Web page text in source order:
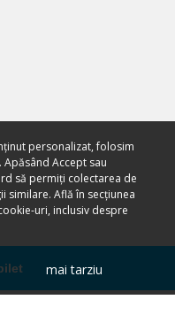
personalizat, folosim
Accept sau
să permiți colectarea de
similare. Află în secțiunea
uri, inclusiv despre
mai tarziu